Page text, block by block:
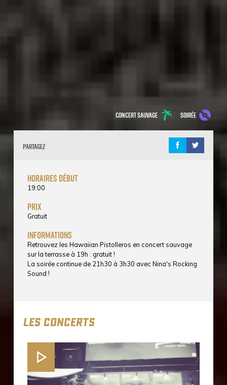
soirée
Concert sauvage
Partagez
horaires début
19:00
prix
Gratuit
informations
Retrouvez les Hawaiian Pistolleros en concert sauvage
sur la terrasse à 19h : gratuit !
La soirée continue de 21h30 à 3h30 avec Nina's Rocking
Sound !
LES CONCERTS